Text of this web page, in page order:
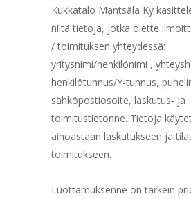
Kukkatalo Mäntsälä Ky
niitä tietoja, jotka olette
/ toimituksen yhteydessä:
yritysnimi/henkilönimi ,
henkilötunnus/Y-tunnus,
sähköpostiosoite, laskutus- ja
toimitustietonne. Tietoja
ainoastaan laskutukseen ja
toimitukseen.
Luottamuksenne on tärkein